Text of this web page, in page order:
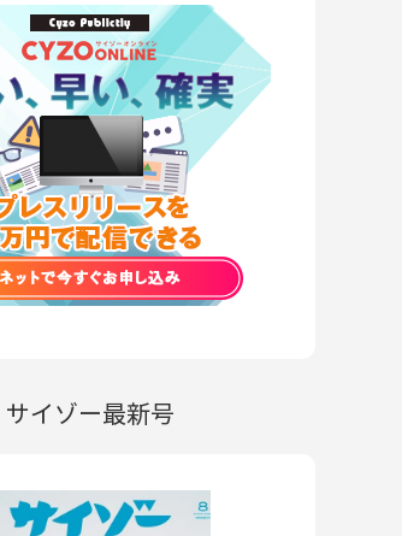
サイゾー最新号